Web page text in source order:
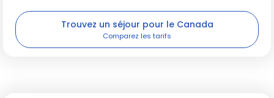
Trouvez un séjour pour le Canada